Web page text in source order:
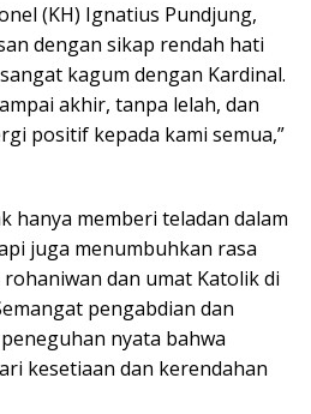
(KH) Ignatius Pundjung,
dengan sikap rendah hati
kagum dengan Kardinal.
akhir, tanpa lelah, dan
positif kepada kami semua,”
hanya memberi teladan dalam
juga menumbuhkan rasa
dan umat Katolik di
pengabdian dan
nyata bahwa
kesetiaan dan kerendahan